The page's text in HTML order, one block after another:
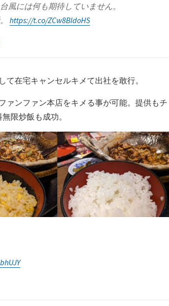
風には何も期待していません。
https://t.co/ZCw8BIdoHS
在宅キャンセルキメて出社を敢行。
ァンファン本店をキメる事が可能。提供もチ
限炒飯も成功。